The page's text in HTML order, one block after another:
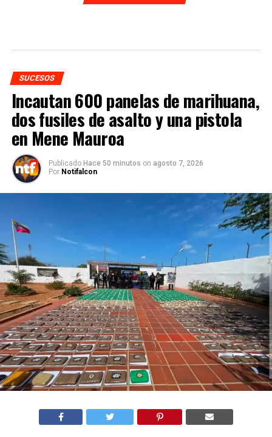
SUCESOS
Incautan 600 panelas de marihuana,
dos fusiles de asalto y una pistola
en Mene Mauroa
Publicado Hace 50 minutos on agosto 7, 2026
Por Notifalcon